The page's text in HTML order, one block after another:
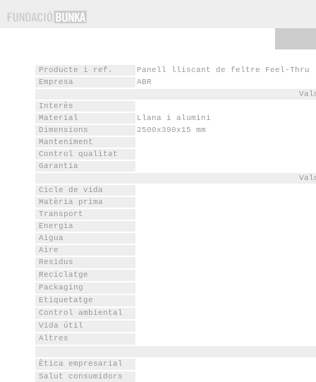
Producte i ref.
Panell lliscant de feltre Feel-Thru
Empresa
ABR
Interès
Material
Llana i alumini
Dimensions
2500x390x15 mm
Manteniment
Control qualitat
Garantia
Cicle de vida
Matèria prima
Transport
Energia
Aigua
Aire
Residus
Reciclatge
Packaging
Etiquetatge
Control ambiental
Vida útil
Altres
Ètica empresarial
Salut consumidors